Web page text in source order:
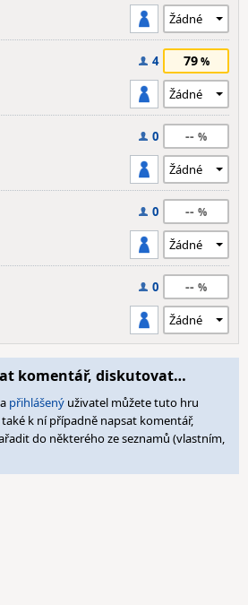
4 79
0 --
0 --
0 --
komentář, diskutovat…
a přihlášený uživatel můžete tuto hru
k ní případně napsat komentář,
do některého ze seznamů (vlastním,